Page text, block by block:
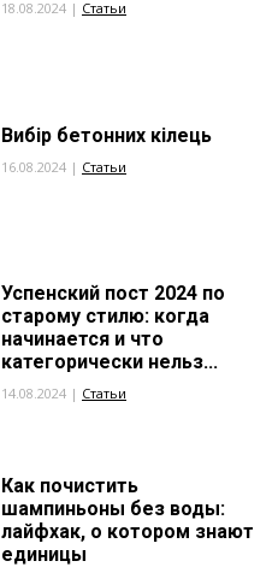
18.08.2024 | Статьи
Вибір бетонних кілець
16.08.2024 | Статьи
Успенский пост 2024 по
старому стилю: когда
начинается и что
категорически нельз...
14.08.2024 | Статьи
Как почистить
шампиньоны без воды:
лайфхак, о котором знают
единицы